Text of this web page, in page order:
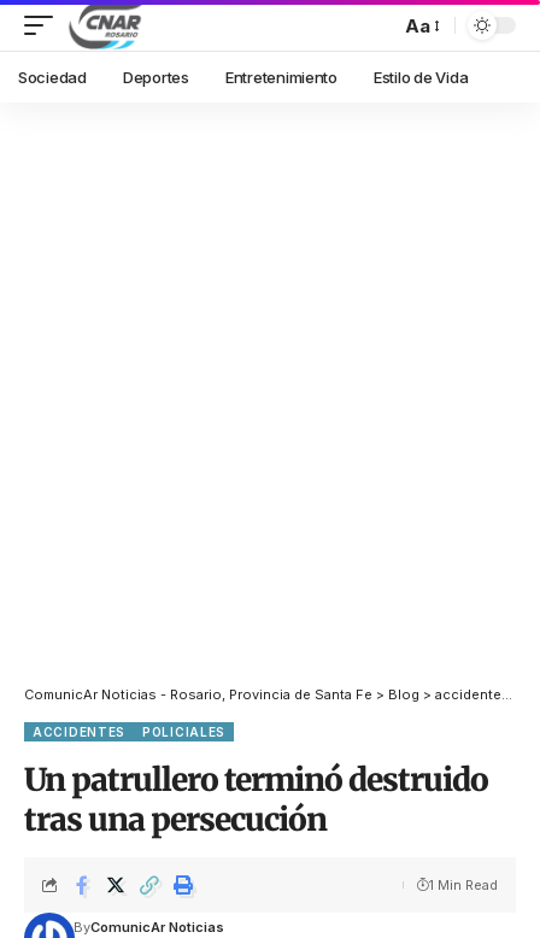
Aa
Sociedad Deportes Entretenimiento Estilo de Vida
ComunicAr Noticias - Rosario, Provincia de Santa Fe > Blog > accidentes >
ACCIDENTES POLICIALES
Un patrullero terminó destruido
tras una persecución
ByComunicAr Noticias
1 Min Read